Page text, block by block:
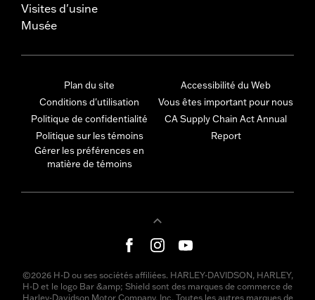
Visites d'usine
Musée
Plan du site
Conditions d'utilisation
Politique de confidentialité
Politique sur les témoins
Gérer les préférences en
matière de témoins
Accessibilité du Web
Vous êtes important pour nous
CA Supply Chain Act Annual
Report
©2026 H-D ou ses sociétés affiliées. HARLEY-DAVIDSON, HARLEY,
H-D et le logo Bar &amp; Shield sont des marques de commerce de
Harley-Davidson Motor Company, Inc. Toutes les autres marques de